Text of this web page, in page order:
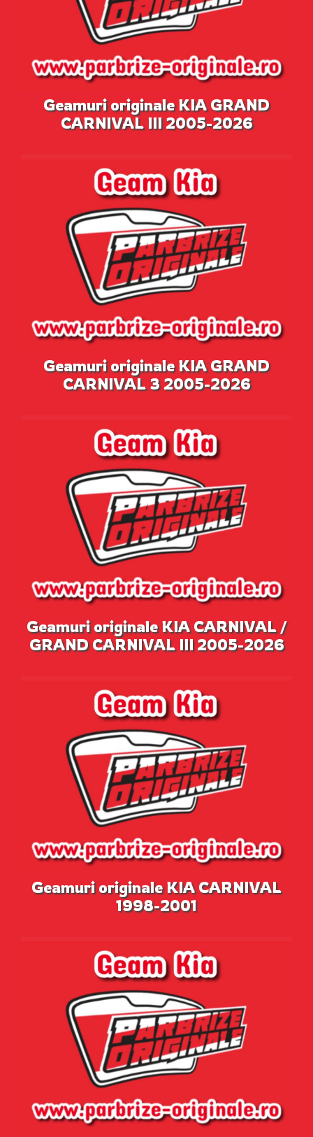
Geamuri originale KIA GRAND
CARNIVAL III 2005-2026
Geamuri originale KIA GRAND
CARNIVAL 3 2005-2026
Geamuri originale KIA CARNIVAL /
GRAND CARNIVAL III 2005-2026
Geamuri originale KIA CARNIVAL
1998-2001